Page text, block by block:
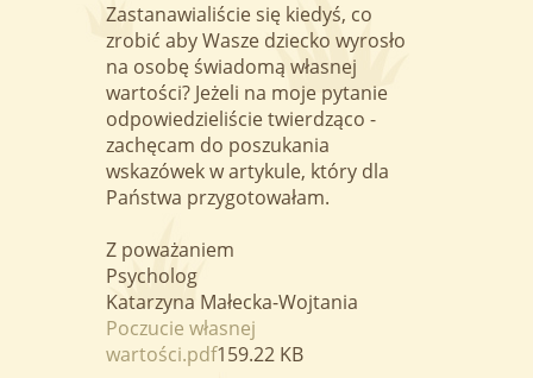
Zastanawialiście się kiedyś, co
zrobić aby Wasze dziecko wyrosło
na osobę świadomą własnej
wartości? Jeżeli na moje pytanie
odpowiedzieliście twierdząco -
zachęcam do poszukania
wskazówek w artykule, który dla
Państwa przygotowałam.
Z poważaniem
Psycholog
Katarzyna Małecka-Wojtania
Poczucie własnej
wartości.pdf159.22 KB